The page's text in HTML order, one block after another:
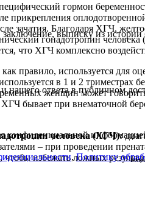
выписку из
ответа в публичном
конфиденциальной
,Политику
гормон
прикрепления
зачатия. Благодаря ХГЧ,
гонадотропин
что ХГЧ комплексно
правило, используется для
в 1 и 2
женщин может
бывает при внематочной
человека (ХГЧ):
– при проведении
избежать ложных